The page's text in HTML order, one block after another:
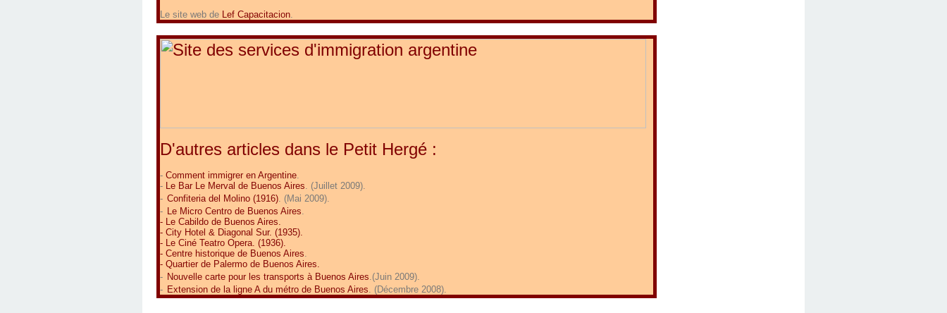
Le site web de Lef Capacitacion.
D'autres articles dans le Petit Hergé :
- Comment immigrer en Argentine.
- Le Bar Le Merval de Buenos Aires. (Juillet 2009).
- Confiteria del Molino (1916). (Mai 2009).
- Le Micro Centro de Buenos Aires.
- Le Cabildo de Buenos Aires.
- City Hotel & Diagonal Sur. (1935).
- Le Ciné Teatro Opera. (1936).
- Centre historique de Buenos Aires.
- Quartier de Palermo de Buenos Aires.
- Nouvelle carte pour les transports à Buenos Aires.(Juin 2009).
- Extension de la ligne A du métro de Buenos Aires. (Décembre 2008).